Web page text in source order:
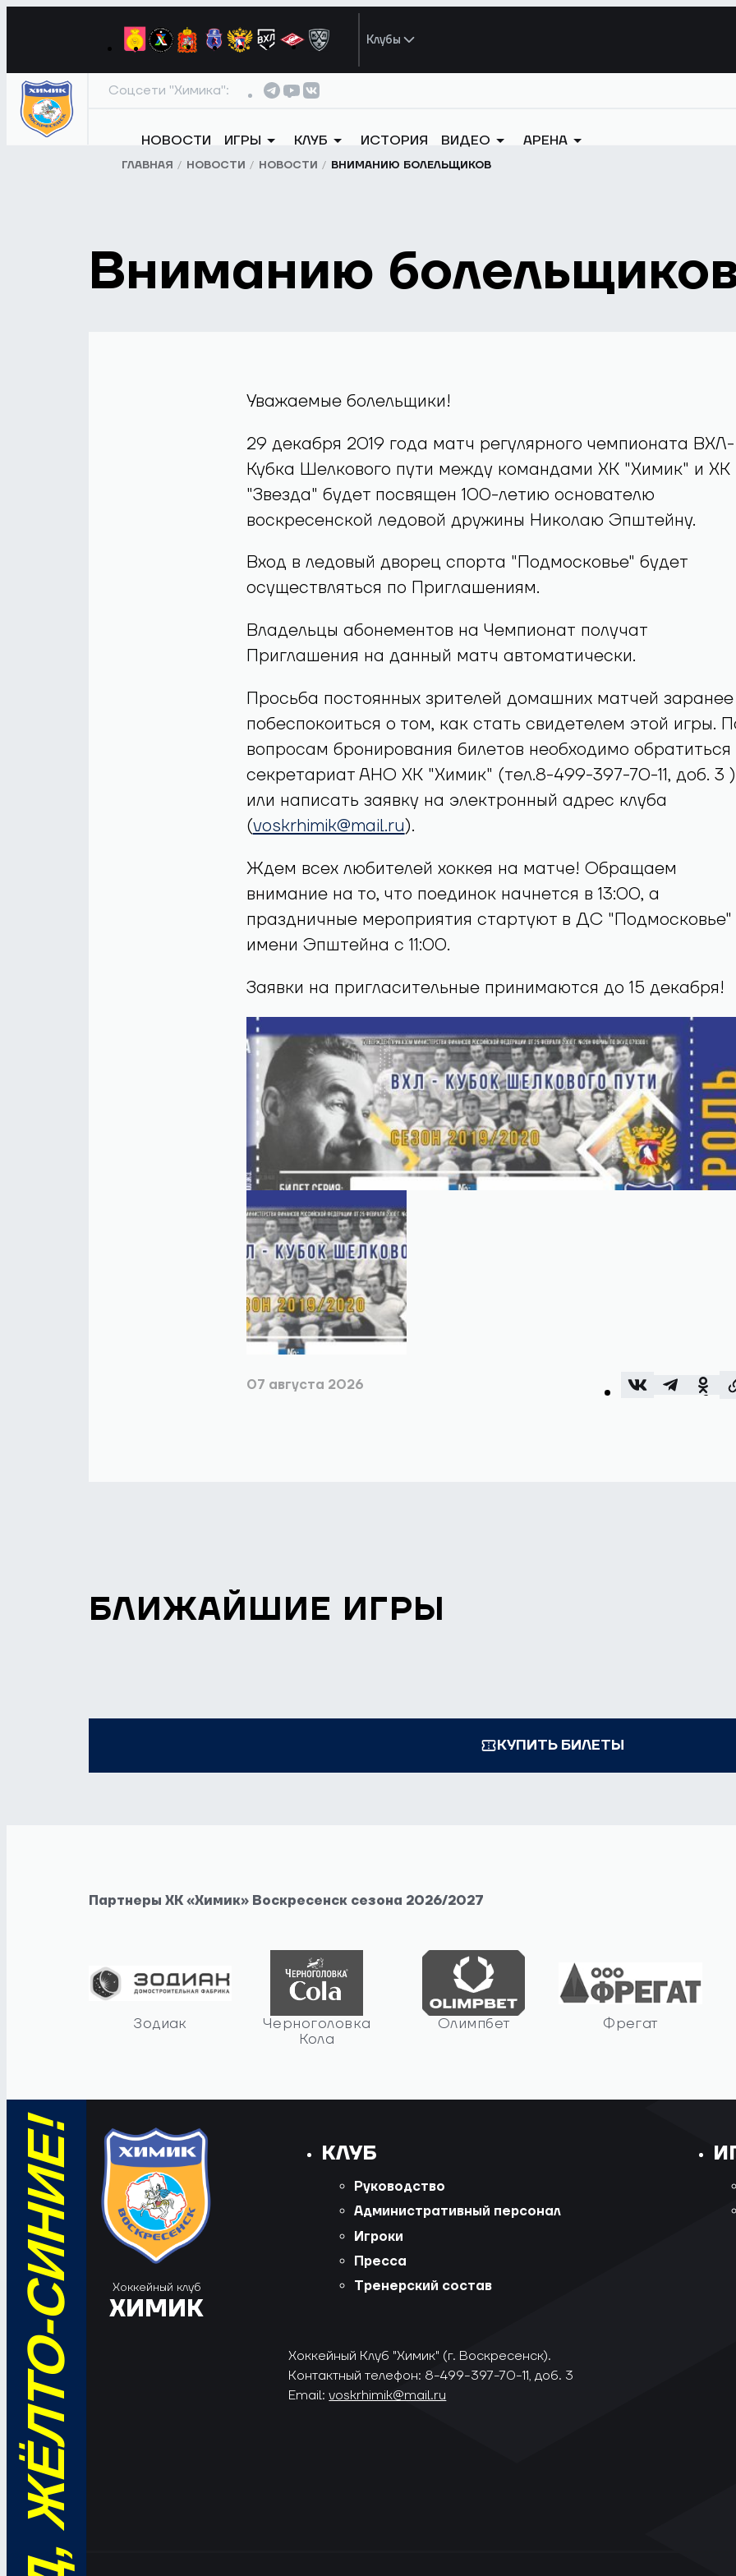
Клубы
Соцсети "Химика":
НОВОСТИ ИГРЫ КЛУБ ИСТОРИЯ ВИДЕО АРЕНА
ГЛАВНАЯ НОВОСТИ НОВОСТИ ВНИМАНИЮ БОЛЕЛЬЩИКОВ
Вниманию
Уважаемые болельщики!
29 декабря 2019 года матч регулярного чемпионата ВХЛ-
Кубка Шелкового пути между командами ХК "Химик" и ХК
"Звезда" будет посвящен 100-летию основателю
воскресенской ледовой дружины Николаю Эпштейну.
Вход в ледовый дворец спорта "Подмосковье" будет
осуществляться по Приглашениям.
Владельцы абонементов на Чемпионат получат
Приглашения на данный матч автоматически.
Просьба постоянных зрителей домашних матчей заранее
побеспокоиться о том, как стать свидетелем этой игры.
вопросам бронирования билетов необходимо обратиться
секретариат АНО ХК "Химик" (тел.8-499-397-70-11, доб. 3 )
или написать заявку на электронный адрес клуба
(voskrhimik@mail.ru).
Ждем всех любителей хоккея на матче! Обращаем
внимание на то, что поединок начнется в 13:00, а
праздничные мероприятия стартуют в ДС "Подмосковье"
имени Эпштейна с 11:00.
Заявки на пригласительные принимаются до 15 декабря!
07 августа 2026
БЛИЖАЙШИЕ ИГРЫ
КУПИТЬ БИЛЕТЫ
Партнеры ХК «Химик» Воскресенск сезона 2026/2027
Зодиак
Черноголовка
Кола
Олимпбет Фрегат
Хоккейный клуб
ХИМИК
КЛУБ
Руководство
Административный персонал
Игроки
Пресса
Тренерский состав
Хоккейный Клуб "Химик" (г. Воскресенск).
Контактный телефон: 8-499-397-70-11, доб. 3
Email:voskrhimik@mail.ru